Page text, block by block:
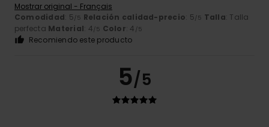
Mostrar original - Français
Comodidad: 5/5 Relación calidad-precio: 5/5 Talla: Talla
perfecta Material: 4/5 Color: 4 /5
Recomiendo este producto
5/5